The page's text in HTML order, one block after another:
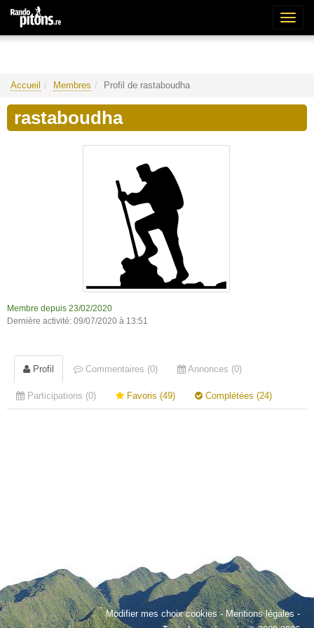
Accueil Membres Profil de rastaboudha
rastaboudha
Membre depuis 23/02/2020
Dernière activité: 09/07/2020 à 13:51
Profil Commentaires (0) Annonces (0)
Participations (0) Favoris (49) Complétées (24)
Modifier mes choix cookies-Mentions légales -